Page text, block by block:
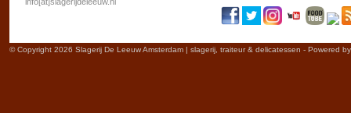
© Copyright 2026 Slagerij De Leeuw Amsterdam | slagerij, traiteur & delicatessen - Powered